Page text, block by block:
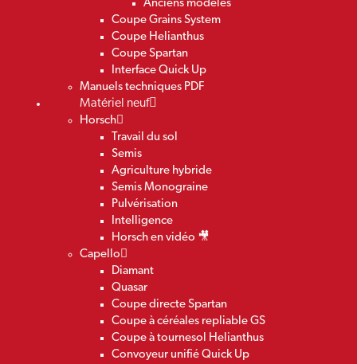
Anciens modèles
Coupe Grains System
Coupe Helianthus
Coupe Spartan
Interface Quick Up
Manuels techniques PDF
Matériel neuf
Horsch
Travail du sol
Semis
Agriculture hybride
Semis Monograine
Pulvérisation
Intelligence
Horsch en vidéo 🎥
Capello
Diamant
Quasar
Coupe directe Spartan
Coupe à céréales repliable GS
Coupe à tournesol Helianthus
Convoyeur unifié Quick Up